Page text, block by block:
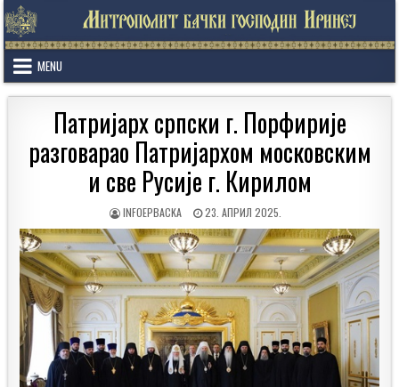
Skip
to
content
MENU
Патријарх српски г. Порфирије
разговарао Патријархом московским
и све Русије г. Кирилом
AUTHOR:
INFOEPBACKA
PUBLISHED
DATE:
23. АПРИЛ 2025.